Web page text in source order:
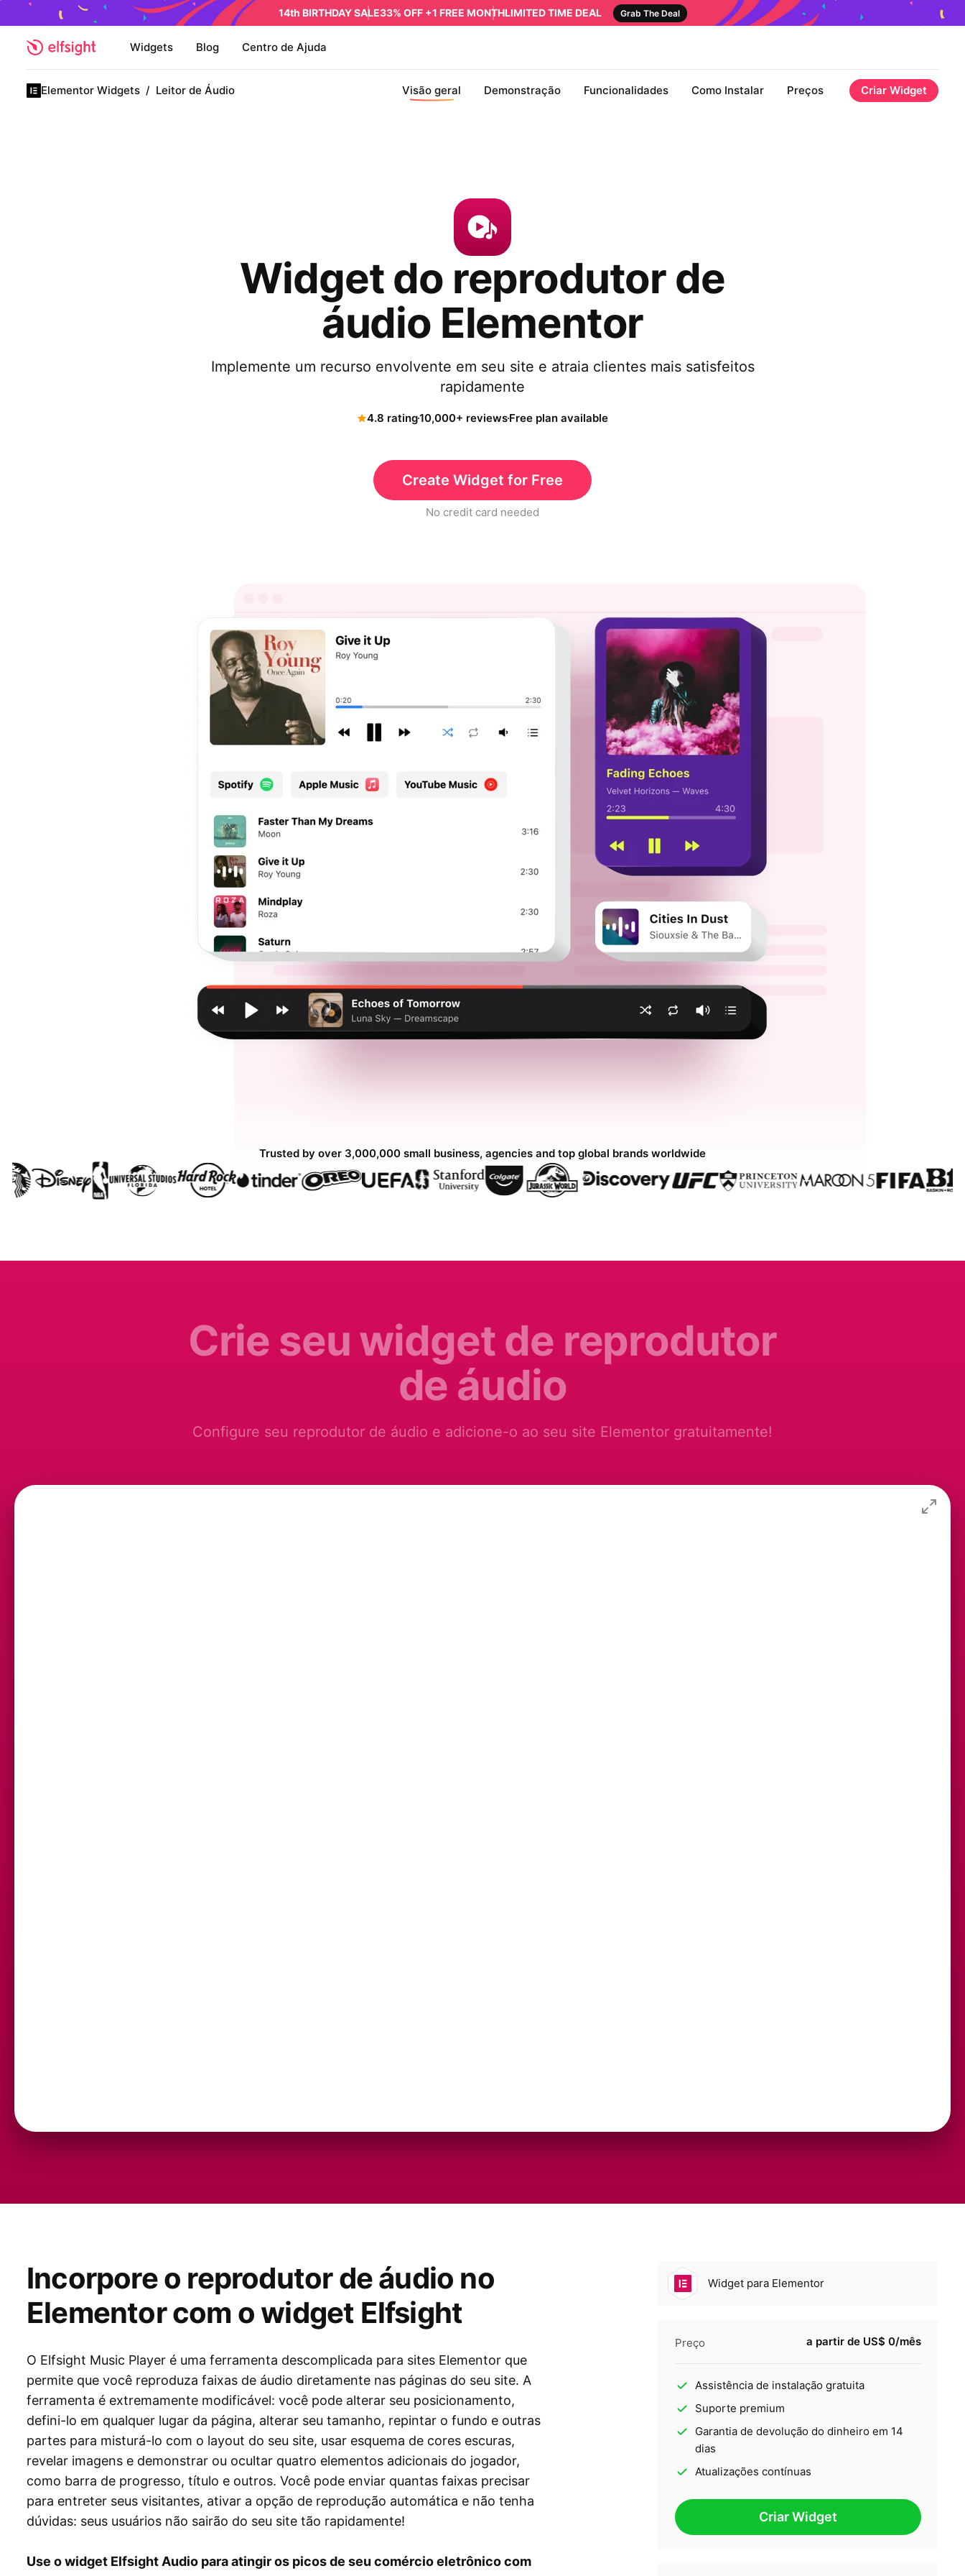
14th BIRTHDAY SALE33% OFF +1 FREE MONTHLIMITED TIME DEAL Grab The Deal
Widgets Blog Centro de Ajuda
Elementor Widgets / Leitor de Áudio Visão geral Demonstração Funcionalidades Como Instalar Preços Criar Widget
Widget do reprodutor de
áudio Elementor
Implemente um recurso envolvente em seu site e atraia clientes mais satisfeitos
rapidamente
4.8 rating10,000+ reviewsFree plan available
Create Widget for Free
No credit card needed
Trusted by over 3,000,000 small business, agencies and top global brands worldwide
Crie seu widget de reprodutor
de áudio
Configure seu reprodutor de áudio e adicione-o ao seu site Elementor gratuitamente!
Incorpore o reprodutor de áudio no
Elementor com o widget Elfsight
O Elfsight Music Player é uma ferramenta descomplicada para sites Elementor que
permite que você reproduza faixas de áudio diretamente nas páginas do seu site. A
ferramenta é extremamente modificável: você pode alterar seu posicionamento,
defini-lo em qualquer lugar da página, alterar seu tamanho, repintar o fundo e outras
partes para misturá-lo com o layout do seu site, usar esquema de cores escuras,
revelar imagens e demonstrar ou ocultar quatro elementos adicionais do jogador,
como barra de progresso, título e outros. Você pode enviar quantas faixas precisar
para entreter seus visitantes, ativar a opção de reprodução automática e não tenha
dúvidas: seus usuários não sairão do seu site tão rapidamente!
Use o widget Elfsight Audio para atingir os picos de seu comércio eletrônico com
Widget para Elementor
Preço a partir de US$ 0/mês
Assistência de instalação gratuita
Suporte premium
Garantia de devolução do dinheiro em 14
dias
Atualizações contínuas
Criar Widget